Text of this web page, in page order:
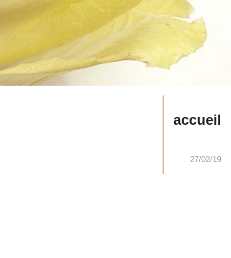
27/02/19
accueil